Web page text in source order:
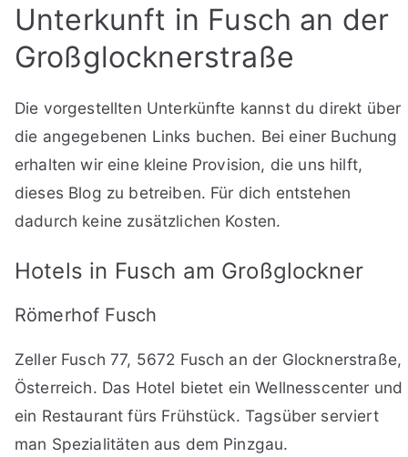
Unterkunft in Fusch an der
Großglocknerstraße
Die vorgestellten Unterkünfte kannst du direkt über
die angegebenen Links buchen. Bei einer Buchung
erhalten wir eine kleine Provision, die uns hilft,
dieses Blog zu betreiben. Für dich entstehen
dadurch keine zusätzlichen Kosten.
Hotels in Fusch am Großglockner
Römerhof Fusch
Zeller Fusch 77, 5672 Fusch an der Glocknerstraße,
Österreich. Das Hotel bietet ein Wellnesscenter und
ein Restaurant fürs Frühstück. Tagsüber serviert
man Spezialitäten aus dem Pinzgau.